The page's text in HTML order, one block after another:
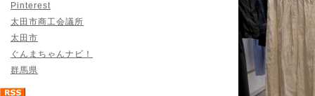
Pinterest
太田市商工会議所
太田市
ぐんまちゃんナビ！
群馬県